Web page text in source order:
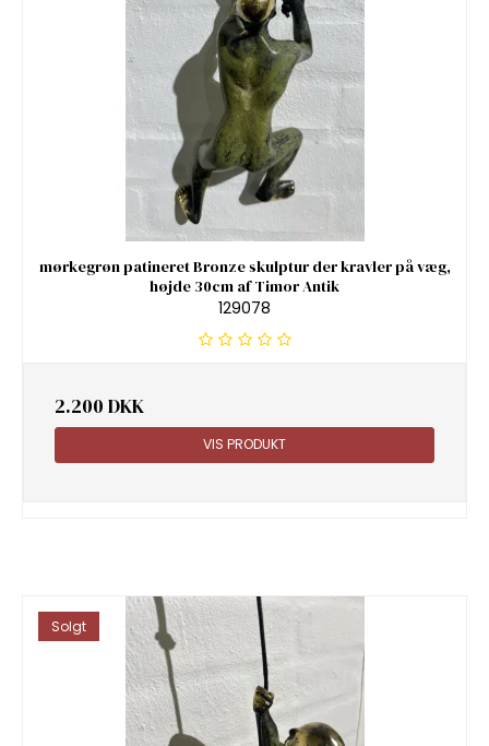
mørkegrøn patineret Bronze skulptur der kravler på væg,
højde 30cm af Timor Antik
129078
2.200 DKK
VIS PRODUKT
Solgt